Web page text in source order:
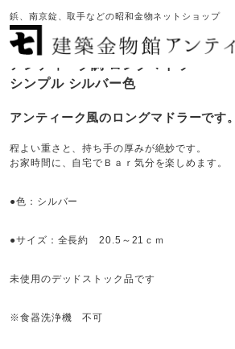
鋲、南京錠、取手などの昭和金物ネットショップ
アンティーク調 ロングマドラー
シンプル シルバー色
アンティーク風のロングマドラーです。
程よい重さと、持ち手の厚みが絶妙です。
お家時間に、自宅でＢａｒ気分を楽しめます。
●色：シルバー
●サイズ：全長約 20.5～21ｃｍ
未使用のデッドストック品です
※食器洗浄機 不可